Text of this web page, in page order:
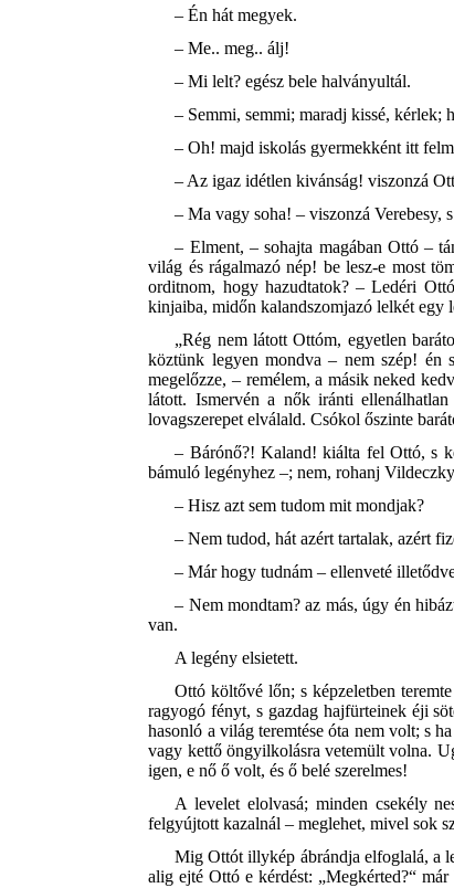
– Én hát megyek.
– Me.. meg.. álj!
– Mi lelt? egész bele halványultál.
– Semmi, semmi; maradj kissé, kérlek;
– Oh! majd iskolás gyermekként itt
– Az igaz idétlen kivánság! viszonzá
– Ma vagy soha! – viszonzá Verebesy,
– Elment, – sohajta magában Ottó –
világ és rágalmazó nép! be lesz-e most
orditnom, hogy hazudtatok? – Ledéri
kinjaiba, midőn kalandszomjazó lelkét egy
„Rég nem látott Ottóm, egyetlen
köztünk legyen mondva – nem szép! én
megelőzze, – remélem, a másik neked
látott. Ismervén a nők iránti
lovagszerepet elválald. Csókol őszinte
– Bárónő?! Kaland! kiálta fel Ottó, s
bámuló legényhez –; nem, rohanj
– Hisz azt sem tudom mit mondjak?
– Nem tudod, hát azért tartalak, azért
– Már hogy tudnám – ellenveté
– Nem mondtam? az más, úgy én
van.
A legény elsietett.
Ottó költővé lőn; s képzeletben
ragyogó fényt, s gazdag hajfürteinek éji
hasonló a világ teremtése óta nem volt; s
vagy kettő öngyilkolásra vetemült volna.
igen, e nő ő volt, és ő belé szerelmes!
A levelet elolvasá; minden csekély
felgyújtott kazalnál – meglehet, mivel sok
Mig Ottót illykép ábrándja elfoglalá, a
alig ejté Ottó e kérdést: „Megkérted?“